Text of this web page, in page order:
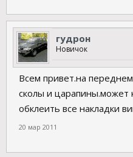
гудрон
Новичок
Всем привет.на
сколы и царапины.может
обклеить все накладки
20 мар 2011